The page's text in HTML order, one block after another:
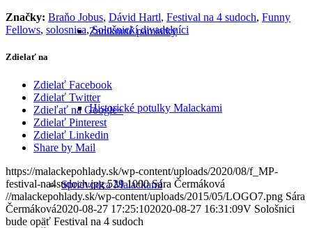
Zaniknuté pamiatky
Historické potulky Malackami
Sprievodca Malackami
Značky: Braňo Jobus, Dávid Hartl, Festival na 4 sudoch, Funny
Fellows, solosnica,Sološnickí divadelníci
Zdielať na
Zdielať Facebook
Zdielať Twitter
Zdieľať na Google+
Zdielať Pinterest
Zdielať Linkedin
Share by Mail
https://malackepohlady.sk/wp-content/uploads/2020/08/f_MP-
festival-na4sudoch.jpg 529 1000 Sára Čermáková
//malackepohlady.sk/wp-content/uploads/2015/05/LOGO7.png Sára
Čermáková2020-08-27 17:25:102020-08-27 16:31:09V Sološnici
bude opäť Festival na 4 sudoch